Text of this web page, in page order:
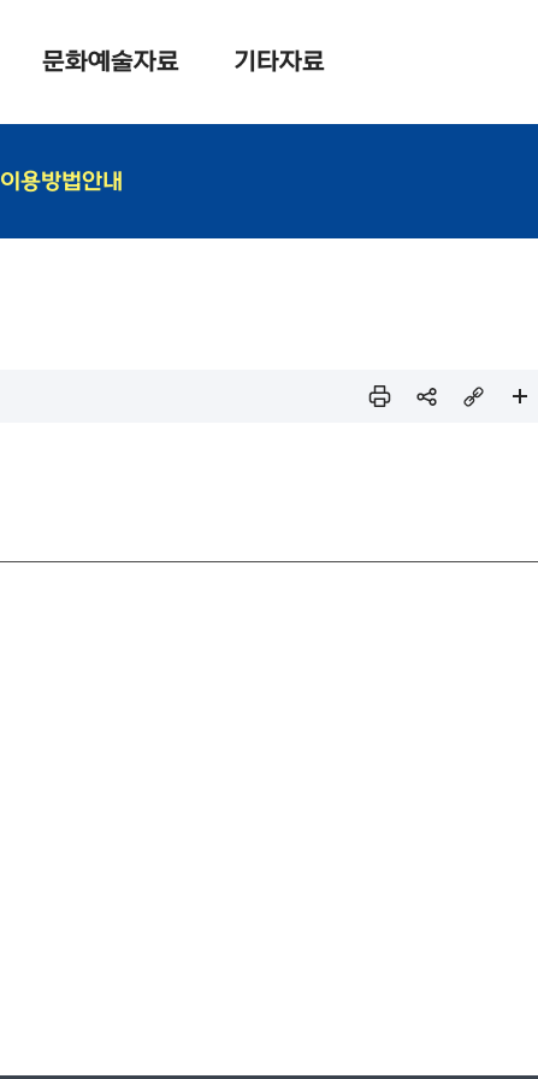
문화예술자료 기타자료
이용방법안내